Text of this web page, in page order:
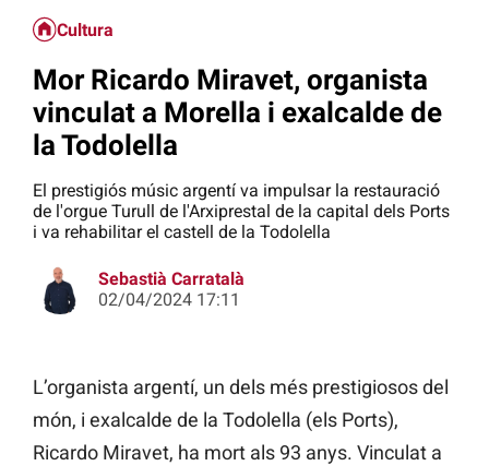
Cultura
Mor Ricardo Miravet, organista
vinculat a Morella i exalcalde de
la Todolella
El prestigiós músic argentí va impulsar la restauració
de l'orgue Turull de l'Arxiprestal de la capital dels Ports
i va rehabilitar el castell de la Todolella
Sebastià Carratalà
02/04/2024 17:11
L’organista argentí, un dels més prestigiosos del
món, i exalcalde de la Todolella (els Ports),
Ricardo Miravet, ha mort als 93 anys. Vinculat a